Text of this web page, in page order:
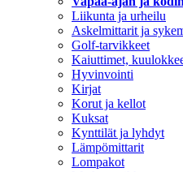
Liikunta ja urheilu
Askelmittarit ja
Golf-tarvikkeet
Kaiuttimet,
Hyvinvointi
Kirjat
Korut ja kellot
Kuksat
Kynttilät ja lyhdyt
Lämpömittarit
Lompakot